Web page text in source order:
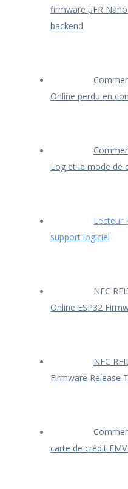
firmware μFR
backend
Online perdu en
Log et le mode de
Lecteur
support logiciel
NFC
Online ESP32
NFC
Firmware Release
carte de crédit